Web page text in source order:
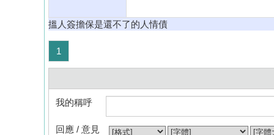
搵人簽擔保是還不了的人情債
1
我的稱呼
回應 / 意見